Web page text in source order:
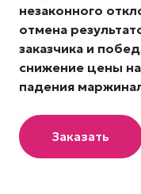
незаконного
отмена
заказчика и
снижение цены на
падения
Заказать